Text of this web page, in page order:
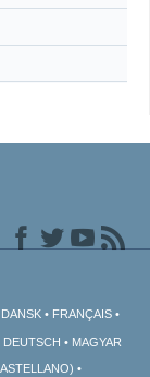
DANSK FRANÇAIS
DEUTSCH
MAGYAR